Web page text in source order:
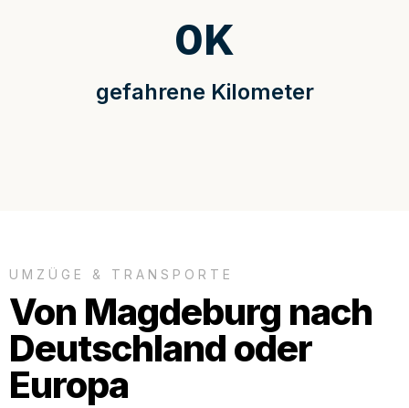
gefahrene Kilometer
0K
UMZÜGE & TRANSPORTE
Von Magdeburg nach
Deutschland oder
Europa